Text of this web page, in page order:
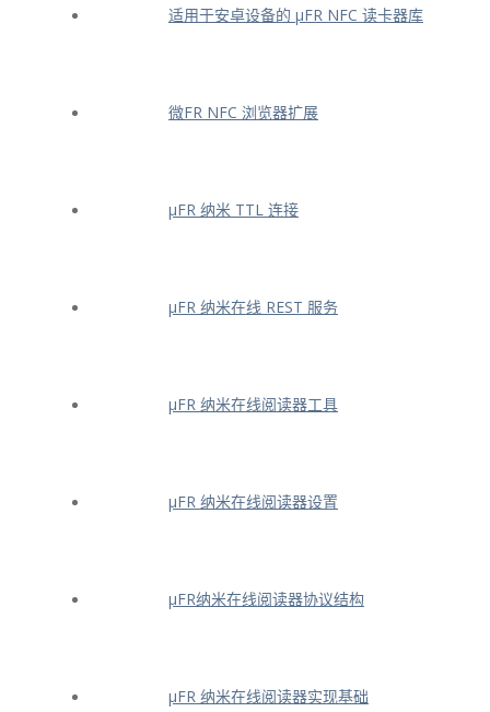
适用于安卓设备的 μFR NFC 读卡器库
微FR NFC 浏览器扩展
μFR 纳米 TTL 连接
μFR 纳米在线 REST 服务
μFR 纳米在线阅读器工具
μFR 纳米在线阅读器设置
μFR纳米在线阅读器协议结构
μFR 纳米在线阅读器实现基础